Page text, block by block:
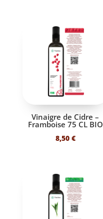
était :
19,40 €.
Vinaigre de Cidre –
Framboise 75 CL BIO
8,50 €